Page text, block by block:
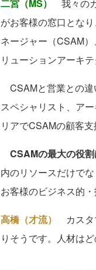
二宮（MS）
我々の
がお客様の窓口とな
ネージャー（CSAM
リューションアーキ
CSAMと営業との違
スペシャリスト、ア
リアでCSAMの顧客支
CSAMの最大の役
内のリソースだけで
お客様のビジネス的
高橋（才流）
カスタ
りそうです。人材は